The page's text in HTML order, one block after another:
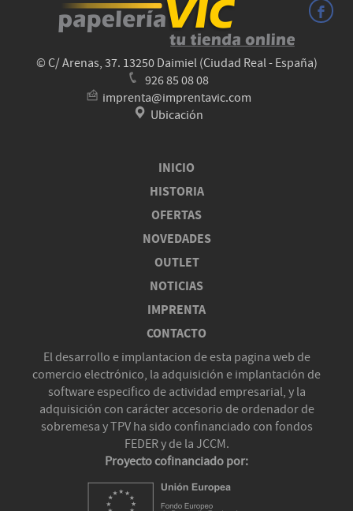
© C/ Arenas, 37. 13250 Daimiel (Ciudad Real - España)
926 85 08 08
imprenta@imprentavic.com
Ubicación
INICIO
HISTORIA
OFERTAS
NOVEDADES
OUTLET
NOTICIAS
IMPRENTA
CONTACTO
El desarrollo e implantacion de esta pagina web de
comercio electrónico, la adquisición e implantación de
software especifico de actividad empresarial, y la
adquisición con carácter accesorio de ordenador de
sobremesa y TPV ha sido confinanciado con fondos
FEDER y de la JCCM.
Proyecto cofinanciado por: